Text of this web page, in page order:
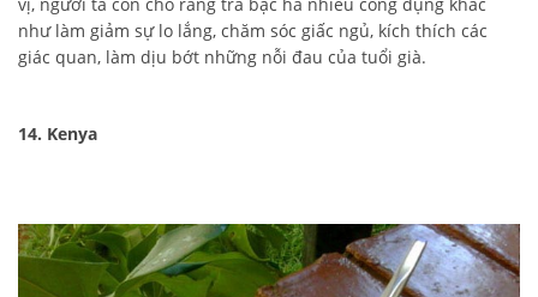
như làm giảm sự lo lắng, chăm sóc giấc ngủ, kích thích các
giác quan, làm dịu bớt những nỗi đau của tuổi già.
14. Kenya